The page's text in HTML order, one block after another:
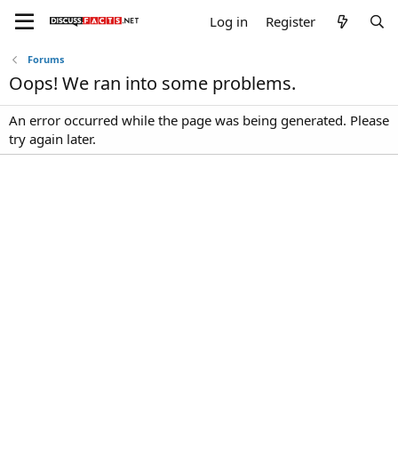
Log in Register
Forums
Oops! We ran into some problems.
An error occurred while the page was being generated. Please
try again later.